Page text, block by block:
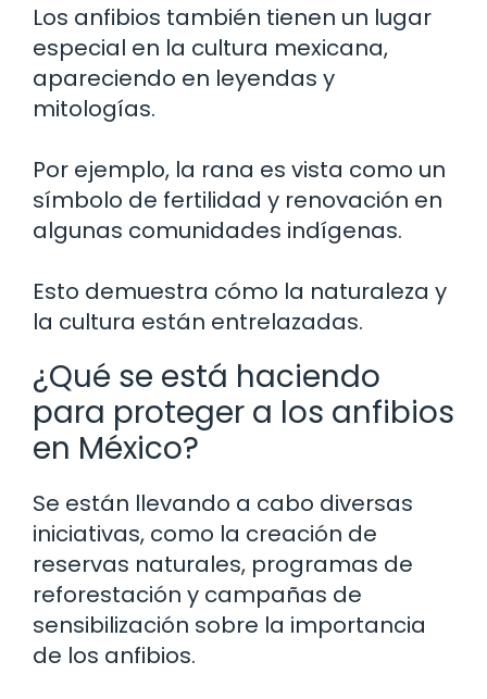
Los anfibios también tienen un lugar
especial en la cultura mexicana,
apareciendo en leyendas y
mitologías.
Por ejemplo, la rana es vista como un
símbolo de fertilidad y renovación en
algunas comunidades indígenas.
Esto demuestra cómo la naturaleza y
la cultura están entrelazadas.
¿Qué se está haciendo
para proteger a los anfibios
en México?
Se están llevando a cabo diversas
iniciativas, como la creación de
reservas naturales, programas de
reforestación y campañas de
sensibilización sobre la importancia
de los anfibios.